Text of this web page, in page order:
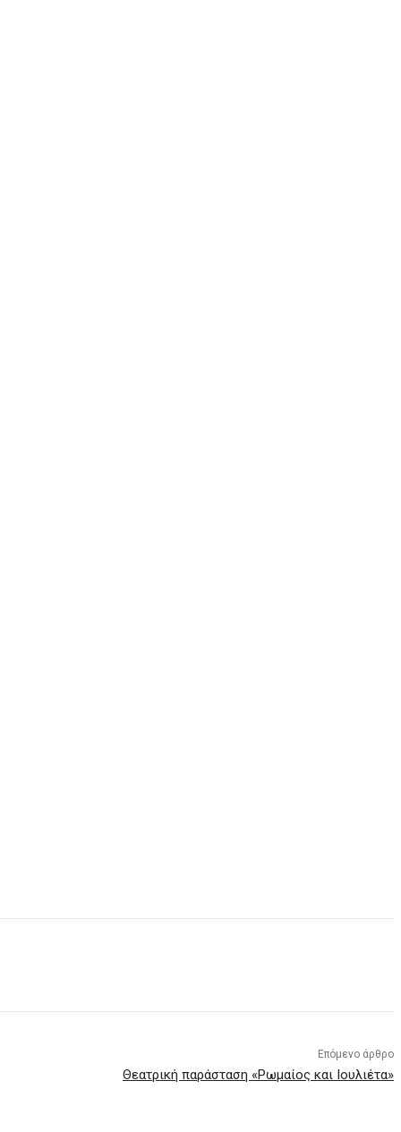
Επόμενο άρθρο
Θεατρική παράσταση «Ρωμαίος και Ιουλιέτα»